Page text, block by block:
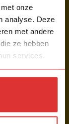
onze
analyse. Deze
met andere
ze hebben
services.